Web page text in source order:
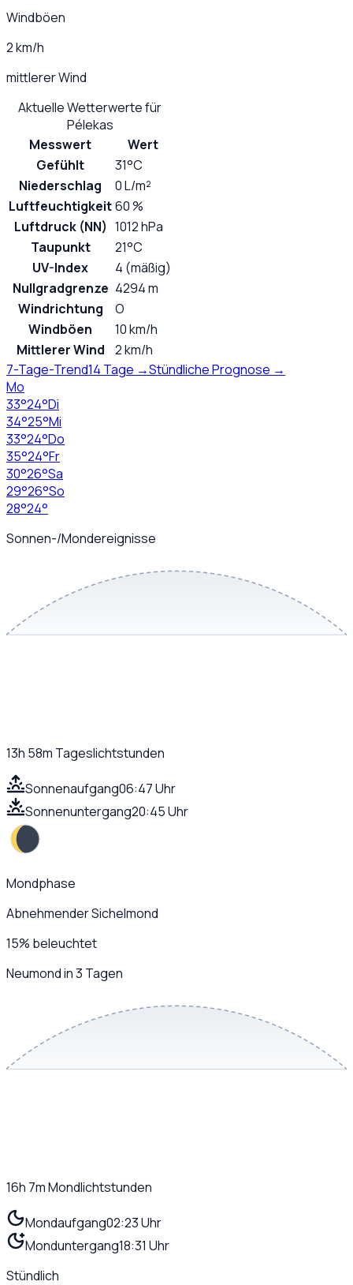
Windböen
2 km/h
mittlerer Wind
Aktuelle Wetterwerte für
Pélekas
Messwert
Wert
Gefühlt
31°C
Niederschlag
0 L/m²
Luftfeuchtigkeit60 %
Luftdruck (NN) 1012 hPa
Taupunkt
21°C
UV-Index
4 (mäßig)
Nullgradgrenze 4294 m
Windrichtung
O
Windböen
10 km/h
Mittlerer Wind
2 km/h
7-Tage-Trend14 Tage →Stündliche Prognose →
Mo
33°24°Di
34°25°Mi
33°24°Do
35°24°Fr
30°26°Sa
29°26°So
28°24°
Sonnen-/Mondereignisse
13h 58m Tageslichtstunden
Sonnenaufgang06:47 Uhr
Sonnenuntergang20:45 Uhr
Mondphase
Abnehmender Sichelmond
15% beleuchtet
Neumond in 3 Tagen
16h 7mMondlichtstunden
Mondaufgang02:23 Uhr
Monduntergang18:31 Uhr
Stündlich